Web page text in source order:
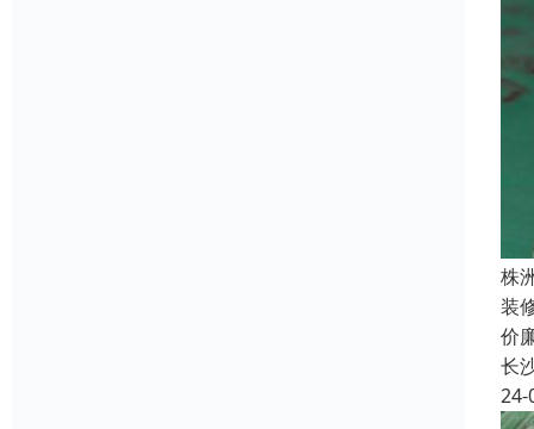
株
装
价
长
24-